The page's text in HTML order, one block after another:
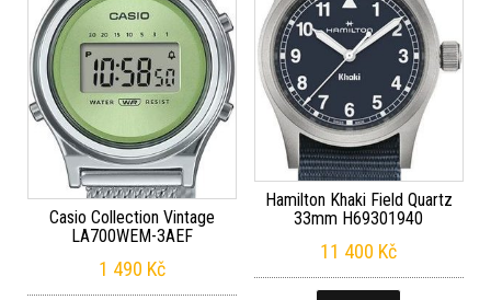
Casio Collection Vintage
LA700WEM-3AEF
1 490 Kč
Hamilton Khaki Field Quartz
33mm H69301940
11 400 Kč